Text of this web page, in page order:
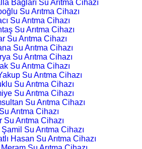
Bağları Su Arıtma Cihazı
Su Arıtma Cihazı
Su Arıtma Cihazı
Su Arıtma Cihazı
Su Arıtma Cihazı
Su Arıtma Cihazı
Su Arıtma Cihazı
Su Arıtma Cihazı
Su Arıtma Cihazı
Su Arıtma Cihazı
Su Arıtma Cihazı
Su Arıtma Cihazı
Arıtma Cihazı
Su Arıtma Cihazı
Su Arıtma Cihazı
Hasan Su Arıtma Cihazı